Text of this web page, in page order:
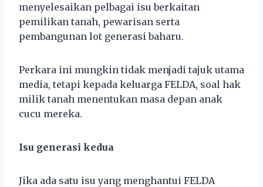
menyelesaikan pelbagai isu berkaitan
pemilikan tanah, pewarisan serta
pembangunan lot generasi baharu.
Perkara ini mungkin tidak menjadi tajuk utama
media, tetapi kepada keluarga FELDA, soal hak
milik tanah menentukan masa depan anak
cucu mereka.
Isu generasi kedua
Jika ada satu isu yang menghantui FELDA